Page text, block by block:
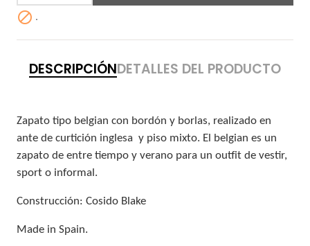
 .
DESCRIPCIÓNDETALLES DEL PRODUCTO
Zapato tipo belgian con bordón y borlas, realizado en
ante de curtición inglesa y piso mixto. El belgian es un
zapato de entre tiempo y verano para un outfit de vestir,
sport o informal.
Construcción: Cosido Blake
Made in Spain.